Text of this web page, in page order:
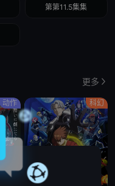
第第11.5集集
更多
动作 科幻